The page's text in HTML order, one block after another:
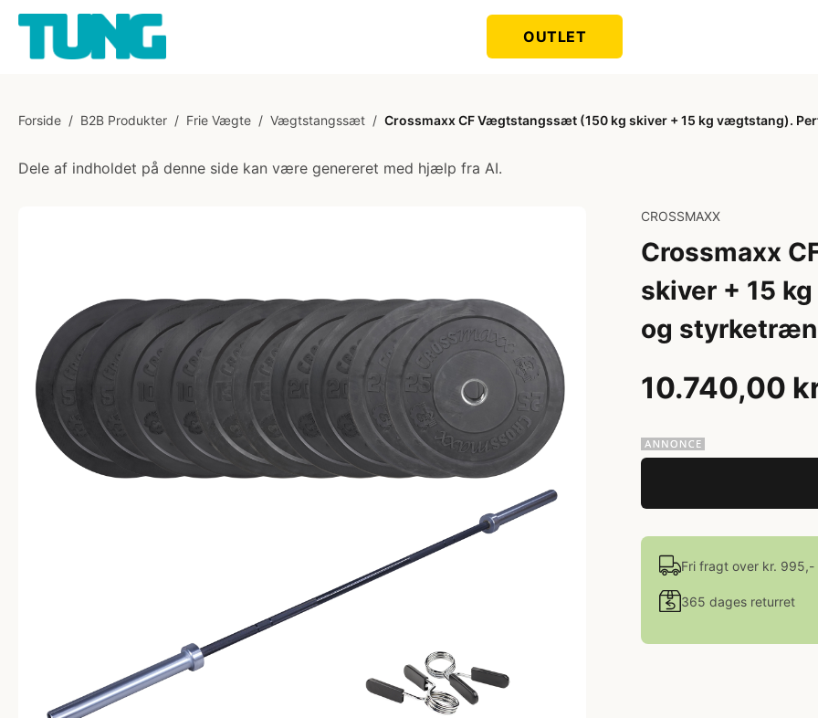
OUTLET
Forside / B2B Produkter / Frie Vægte / Vægtstangssæt / Crossmaxx CF Vægtstangssæt (150 kg skiver + 15 kg vægtstang).
Dele af indholdet på denne side kan være genereret med hjælp fra AI.
CROSSMAXX
Crossmaxx
skiver + 15
og
10.740,00
Fri fragt over kr. 995,-
365 dages returret